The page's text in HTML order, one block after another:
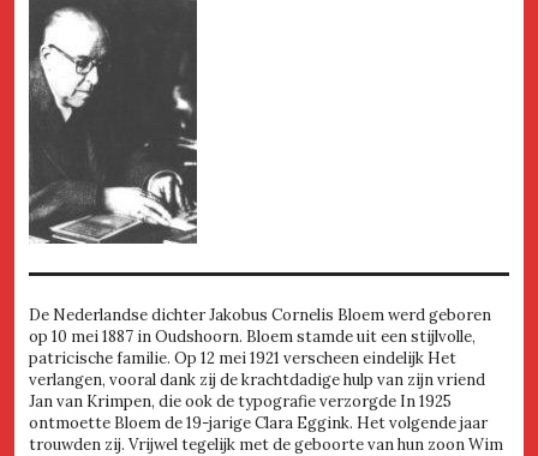
De Nederlandse dichter Jakobus Cornelis Bloem werd geboren
op 10 mei 1887 in Oudshoorn. Bloem stamde uit een stijlvolle,
patricische familie. Op 12 mei 1921 verscheen eindelijk Het
verlangen, vooral dank zij de krachtdadige hulp van zijn vriend
Jan van Krimpen, die ook de typografie verzorgde In 1925
ontmoette Bloem de 19-jarige Clara Eggink. Het volgende jaar
trouwden zij. Vrijwel tegelijk met de geboorte van hun zoon Wim